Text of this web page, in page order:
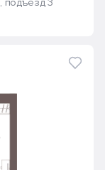
, подъезд 3